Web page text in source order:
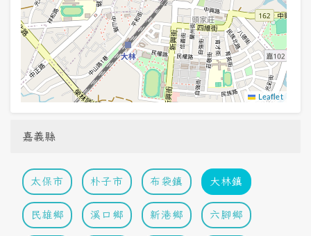
Leaflet
嘉義縣
太保市 朴子市 布袋鎮 大林鎮
民雄鄉 溪口鄉 新港鄉 六腳鄉